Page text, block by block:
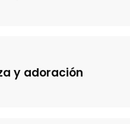
y adoración